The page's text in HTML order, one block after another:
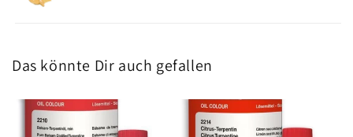
Das könnte Dir auch gefallen